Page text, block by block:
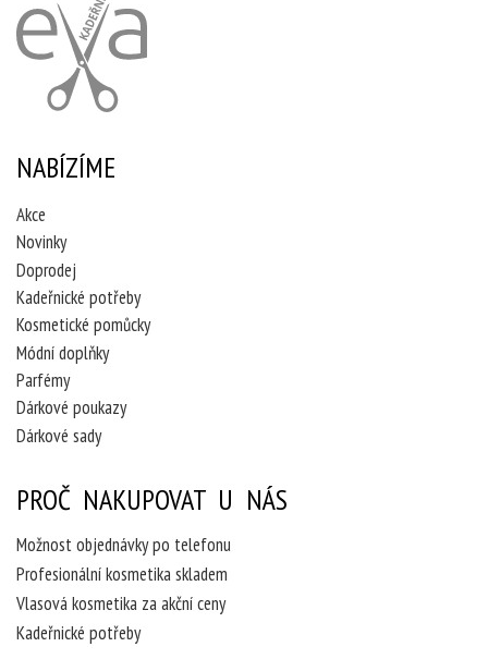
NABÍZÍME
Akce
Novinky
Doprodej
Kadeřnické potřeby
Kosmetické pomůcky
Módní doplňky
Parfémy
Dárkové poukazy
Dárkové sady
PROČ NAKUPOVAT U NÁS
Možnost objednávky po telefonu
Profesionální kosmetika skladem
Vlasová kosmetika za akční ceny
Kadeřnické potřeby